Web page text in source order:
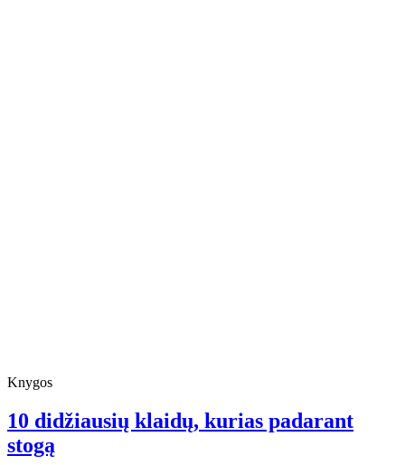
Knygos
10 didžiausių klaidų, kurias padarant
stogą